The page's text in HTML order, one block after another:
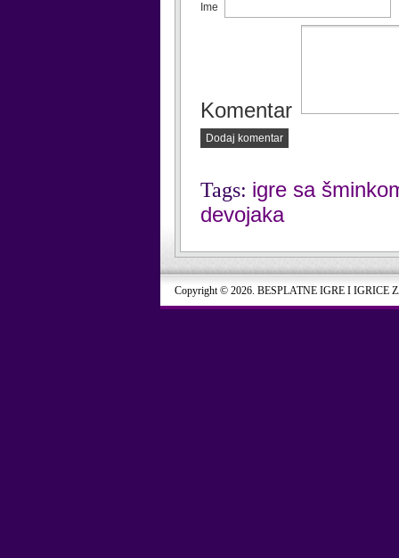
Ime
Komentar
Dodaj komentar
Tags: igre sa
devojaka
Copyright © 2026. BESPLATNE IGRE I IGRICE